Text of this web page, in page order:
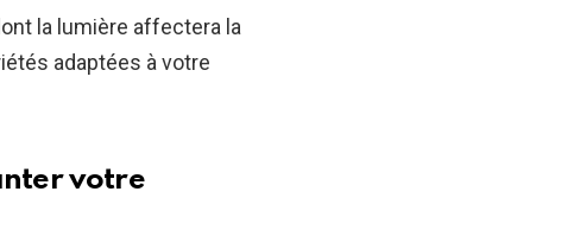
la lumière affectera la
adaptées à votre
votre